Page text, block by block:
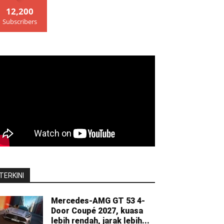
12,200
Subscribers
Mercedes-AMG GT 53 4-
Door Coupé 2027, kuasa
lebih rendah, jarak lebih...